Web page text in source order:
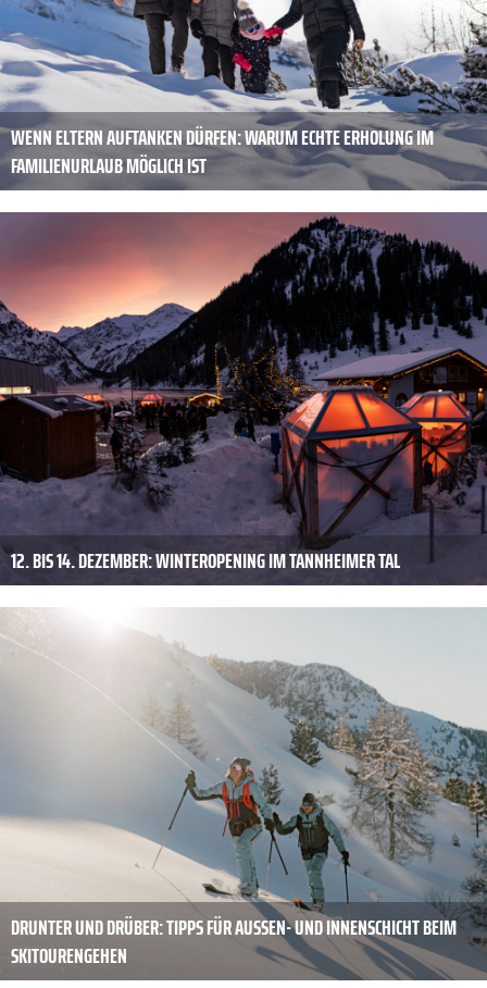
WENN ELTERN AUFTANKEN DÜRFEN: WARUM ECHTE ERHOLUNG IM
FAMILIENURLAUB MÖGLICH IST
12. BIS 14. DEZEMBER: WINTEROPENING IM TANNHEIMER TAL
DRUNTER UND DRÜBER: TIPPS FÜR AUSSEN- UND INNENSCHICHT BEIM S
KITOURENGEHEN